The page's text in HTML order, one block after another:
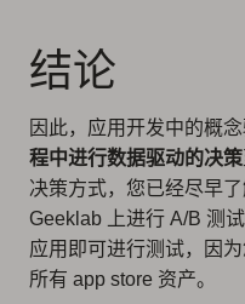
结论
因此，应用开发中的概
程中进行数据驱动的决策
决策方式，您已经尽早
Geeklab 上进行 A/B 测
应用即可进行测试，因
所有 app store 资产。